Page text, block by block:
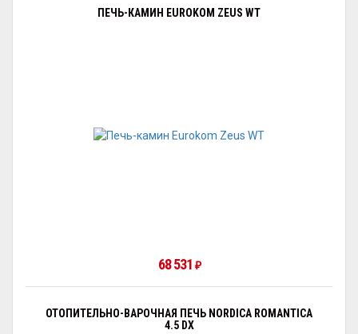
ПЕЧЬ-КАМИН EUROKOM ZEUS WT
68 531 ₽
ОТОПИТЕЛЬНО-ВАРОЧНАЯ ПЕЧЬ NORDICA ROMANTICA
4.5 DX